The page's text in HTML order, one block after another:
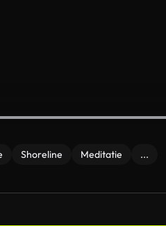
Shoreline Meditatie ...